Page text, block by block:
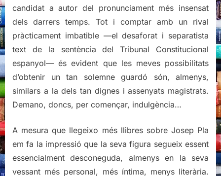
candidat a autor del pronunciament més insensat
dels darrers temps. Tot i comptar amb un rival
pràcticament imbatible —el desaforat i separatista
text de la sentència del Tribunal Constitucional
espanyol— és evident que les meves possibilitats
d’obtenir un tan solemne guardó són, almenys,
similars a la dels tan dignes i assenyats magistrats.
Demano, doncs, per començar, indulgència…
A mesura que llegeixo més llibres sobre Josep Pla
em fa la impressió que la seva figura segueix essent
essencialment desconeguda, almenys en la seva
vessant més personal, més íntima, menys literària.